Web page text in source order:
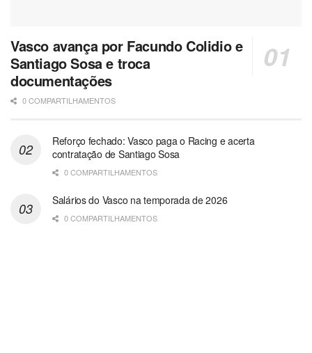
Vasco avança por Facundo Colidio e
Santiago Sosa e troca
documentações
0 COMPARTILHAMENTOS
Reforço fechado: Vasco paga o Racing e acerta
contratação de Santiago Sosa
0 COMPARTILHAMENTOS
Salários do Vasco na temporada de 2026
0 COMPARTILHAMENTOS